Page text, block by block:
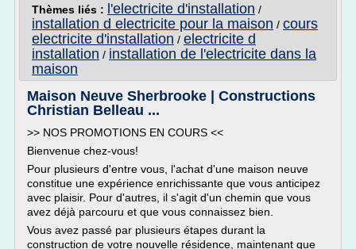
Thèmes liés :
l'electricite d'installation /
installation d electricite pour la maison / cours
electricite d'installation / electricite d
installation / installation de l'electricite dans la
maison
Maison Neuve Sherbrooke | Constructions
Christian Belleau ...
>> NOS PROMOTIONS EN COURS <<
Bienvenue chez-vous!
Pour plusieurs d'entre vous, l'achat d'une maison neuve
constitue une expérience enrichissante que vous anticipez
avec plaisir. Pour d'autres, il s'agit d'un chemin que vous
avez déjà parcouru et que vous connaissez bien.
Vous avez passé par plusieurs étapes durant la
construction de votre nouvelle résidence, maintenant que